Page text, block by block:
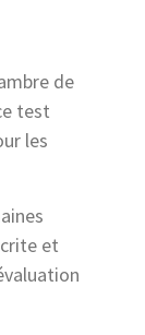
de
test
les
et